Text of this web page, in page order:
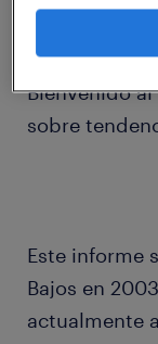
Bienvenido
sobre
Este informe
Bajos en
actualmente